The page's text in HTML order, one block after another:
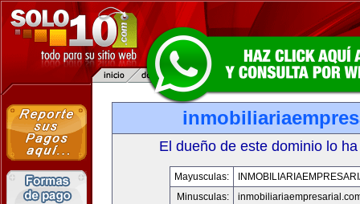
El dueño de este dominio lo
Mayusculas:
Minusculas: